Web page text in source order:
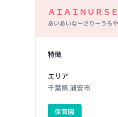
ＡＩＡＩＮＵＲＳ
あいあいなーさりーうら
特徴
エリア
千葉県 浦安市
保育園